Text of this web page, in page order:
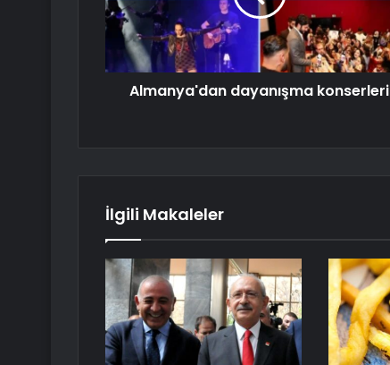
Almanya'dan dayanışma konserleri
İlgili Makaleler